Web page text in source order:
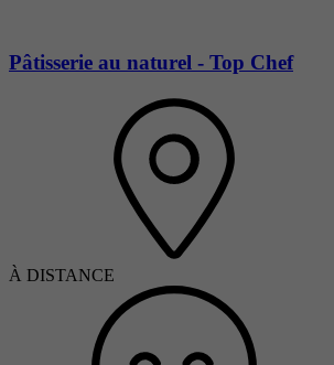
Pâtisserie au naturel - Top Chef
À DISTANCE